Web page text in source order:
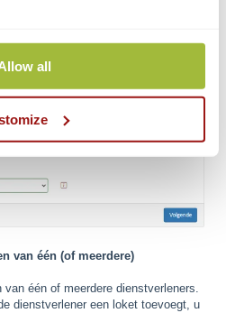
all
van één (of meerdere)
één of meerdere dienstverleners.
dienstverlener een loket toevoegt, u